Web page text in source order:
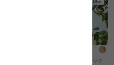
【幅19cm】Pola マルチスタイルラック